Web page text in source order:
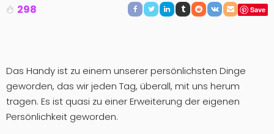
298 Save
Das Handy ist zu einem unserer persönlichsten Dinge
geworden, das wir jeden Tag, überall, mit uns herum
tragen. Es ist quasi zu einer Erweiterung der eigenen
Persönlichkeit geworden.